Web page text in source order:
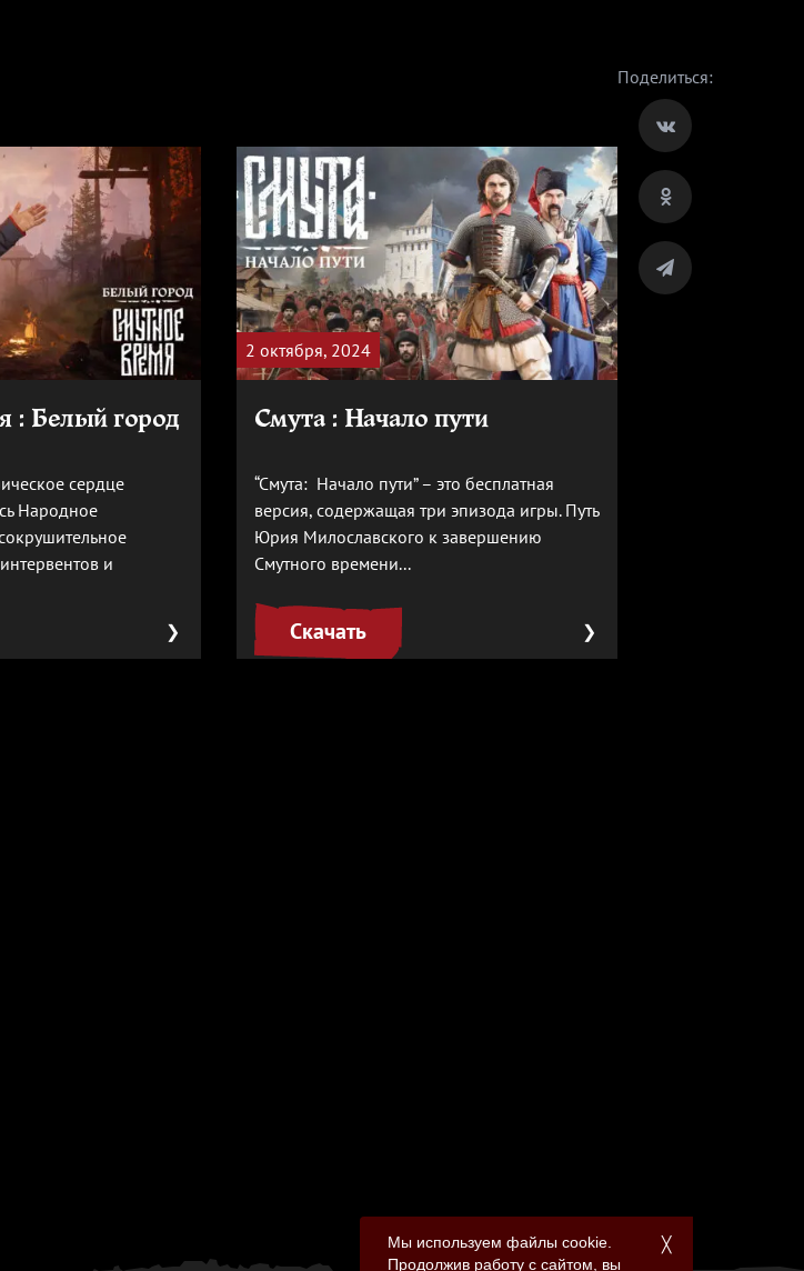
Поделиться:
: Белый город
сердце
Народное
и
❯
2 октября, 2024
Смута : Начало пути
“Смута: Начало пути” – это бесплатная
версия, содержащая три эпизода игры. Путь
Юрия Милославского к завершению
Смутного времени...
Скачать ❯
Мы используем файлы cookie.
Продолжив работу с сайтом, вы
╳